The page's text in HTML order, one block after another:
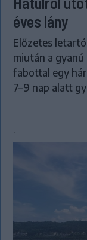
éves lány
Előzetes
miután a
fabottal egy
7–9 nap alatt
`